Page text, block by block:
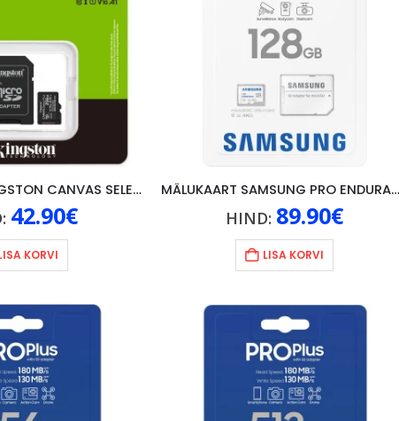
MÄLUKAART KINGSTON CANVAS SELECT PLUS 256GB, U1, V10, A1
42.90€
KORVI
MÄLUKAART SAMSUNG PRO ENDURANCE 128GB, VALGE
HIND: 89.90€
LISA KORVI